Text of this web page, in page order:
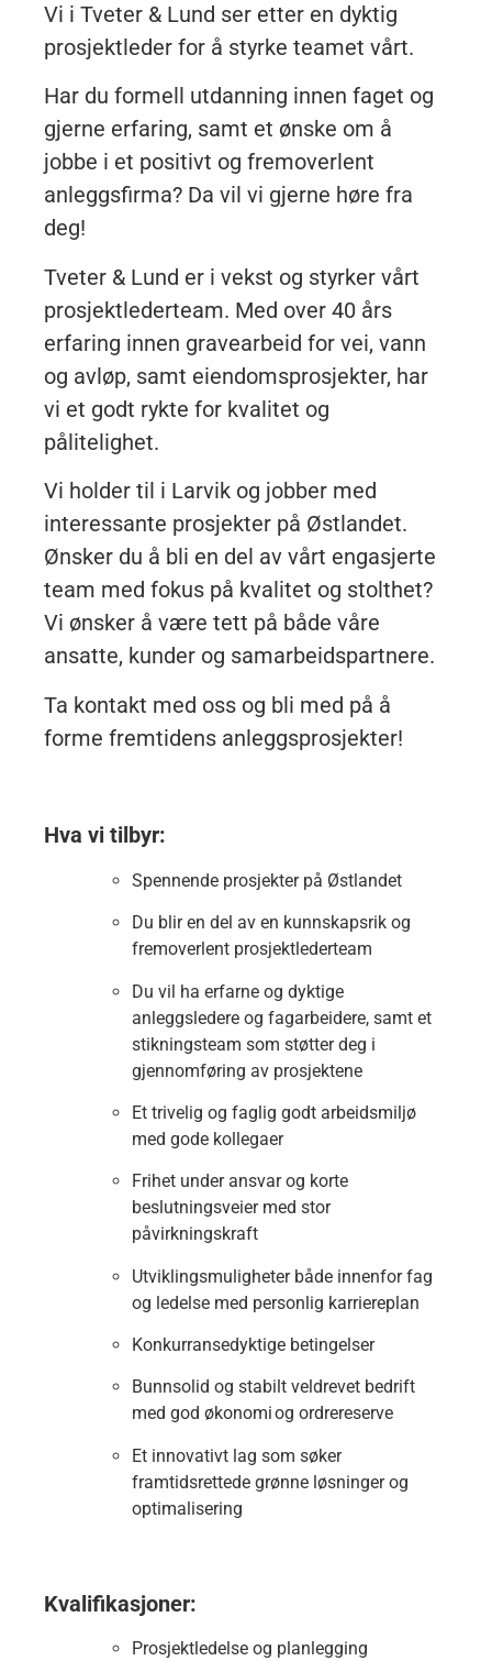
Vi i Tveter & Lund ser etter en dyktig
prosjektleder for å styrke teamet vårt.
Har du formell utdanning innen faget og
gjerne erfaring, samt et ønske om å
jobbe i et positivt og fremoverlent
anleggsfirma? Da vil vi gjerne høre fra
deg!
Tveter & Lund er i vekst og styrker vårt
prosjektlederteam. Med over 40 års
erfaring innen gravearbeid for vei, vann
og avløp, samt eiendomsprosjekter, har
vi et godt rykte for kvalitet og
pålitelighet.
Vi holder til i Larvik og jobber med
interessante prosjekter på Østlandet.
Ønsker du å bli en del av vårt engasjerte
team med fokus på kvalitet og stolthet?
Vi ønsker å være tett på både våre
ansatte, kunder og samarbeidspartnere.
Ta kontakt med oss og bli med på å
forme fremtidens anleggsprosjekter!
Hva vi tilbyr:
Spennende prosjekter på Østlandet
Du blir en del av en kunnskapsrik og
fremoverlent prosjektlederteam
Du vil ha erfarne og dyktige
anleggsledere og fagarbeidere, samt et
stikningsteam som støtter deg i
gjennomføring av prosjektene
Et trivelig og faglig godt arbeidsmiljø
med gode kollegaer
Frihet under ansvar og korte
beslutningsveier med stor
påvirkningskraft
Utviklingsmuligheter både innenfor fag
og ledelse med personlig karriereplan
Konkurransedyktige betingelser
Bunnsolid og stabilt veldrevet bedrift
med god økonomi og ordrereserve
Et innovativt lag som søker
framtidsrettede grønne løsninger og
optimalisering
Kvalifikasjoner:
Prosjektledelse og planlegging